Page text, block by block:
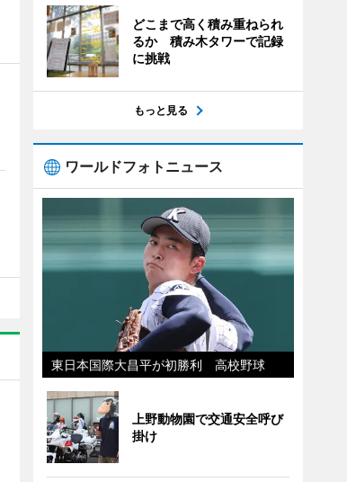
どこまで高く積み重ねられ
るか 積み木タワーで記録
に挑戦
もっと見る
ワールドフォトニュース
東日本国際大昌平が初勝利 高校野球
上野動物園で交通安全呼び
掛け